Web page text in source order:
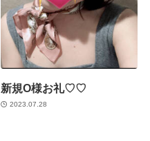
新規O様お礼♡♡
2023.07.28